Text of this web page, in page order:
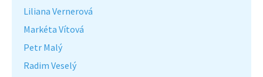
Liliana Vernerová
Markéta Vítová
Petr Malý
Radim Veselý